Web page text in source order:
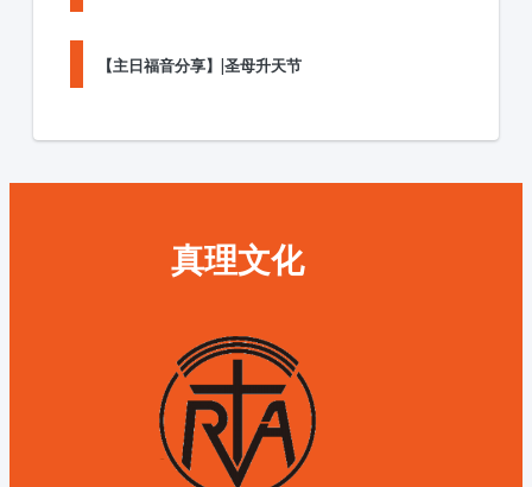
【主日福音分享】|圣母升天节
真理文化